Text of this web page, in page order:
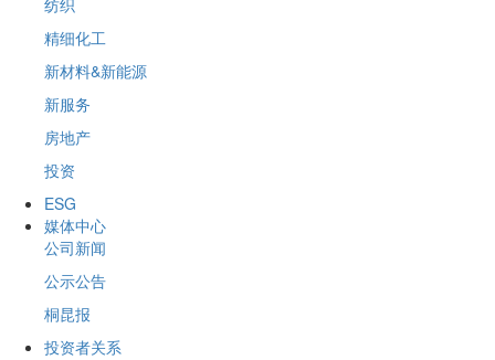
纺织
精细化工
新材料&新能源
新服务
房地产
投资
ESG
媒体中心
公司新闻
公示公告
桐昆报
投资者关系